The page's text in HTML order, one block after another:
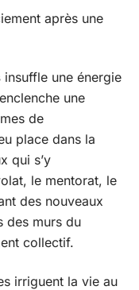
après une
insuffle une énergie
une
de
place dans la
qui s’y
le mentorat, le
des nouveaux
des murs du
collectif.
irriguent la vie au